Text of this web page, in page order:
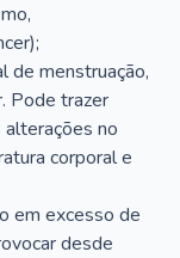
de menstruação,
Pode trazer
no
corporal e
em excesso de
desde